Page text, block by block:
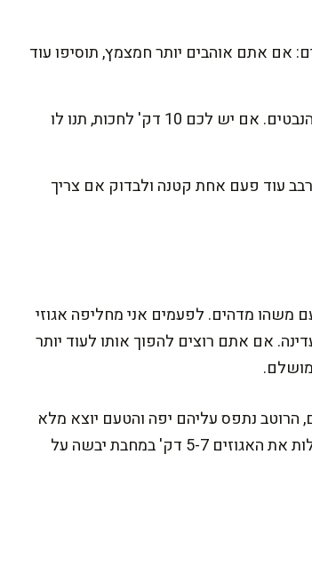
אם אתם אוהבים יותר חמצמץ, תוסיפו עוד
יוצקים את הרוטב על הסלט ומערבבים בעדינות עם שתי כפות, כדי לא לשבור את הנבטים. אם יש לכם 10 דק' לחכות, תנו לו
עוד פעם אחת קטנה ולבדוק אם צריך
מדהים. לפעמים אני מחליפה אגוזי
אם אתם רוצים להפוך אותו לעוד יותר
הרוטב נתפס עליהם יפה והטעם יוצא מלא
ומדויק, ממש כמו סלט של סבתא רק עם קראנץ’ מודרני. ועוד שיטה שאני אוהבת: לקלות את האגוזים 5-7 דק' במחבת יבשה על